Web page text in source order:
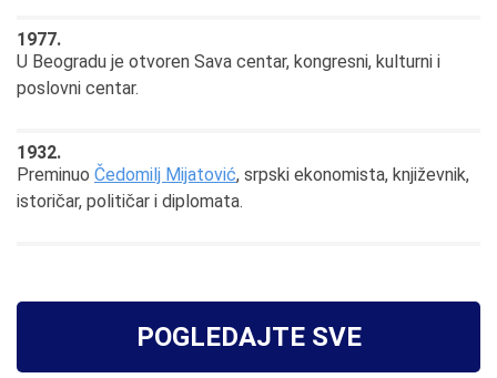
1977.
U Beogradu je otvoren Sava centar, kongresni, kulturni i
poslovni centar.
1932.
Preminuo Čedomilj Mijatović, srpski ekonomista, književnik,
istoričar, političar i diplomata.
POGLEDAJTE SVE